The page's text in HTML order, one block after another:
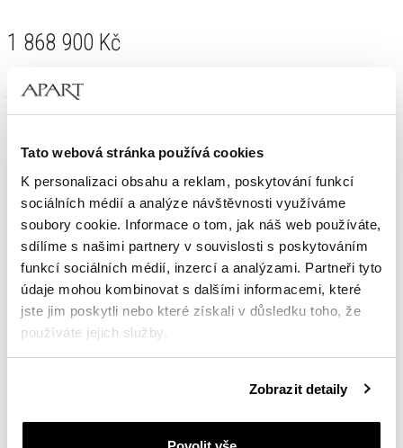
Tato webová stránka používá cookies
K personalizaci obsahu a reklam, poskytování funkcí
sociálních médií a analýze návštěvnosti využíváme
soubory cookie. Informace o tom, jak náš web používáte,
sdílíme s našimi partnery v souvislosti s poskytováním
funkcí sociálních médií, inzercí a analýzami. Partneři tyto
údaje mohou kombinovat s dalšími informacemi, které
jste jim poskytli nebo které získali v důsledku toho, že
používáte jejich služby.
Zásadách ochrany osobních údajů
Zobrazit detaily
1 868 900 Kč
Náušnice z bílého zlata s diamanty - 2,28 ct - ryzost 750